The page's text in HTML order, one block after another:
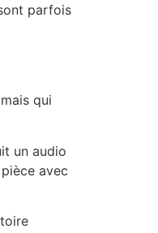
parfois
qui
un audio
avec